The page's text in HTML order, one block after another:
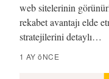
web sitelerinin
rekabet avantajı elde
stratejilerini detaylı…
1 AY öNCE